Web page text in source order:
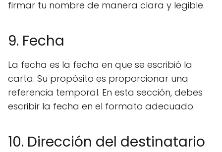
firmar tu nombre de manera clara y legible.
9. Fecha
La fecha es la fecha en que se escribió la
carta. Su propósito es proporcionar una
referencia temporal. En esta sección, debes
escribir la fecha en el formato adecuado.
10. Dirección del destinatario